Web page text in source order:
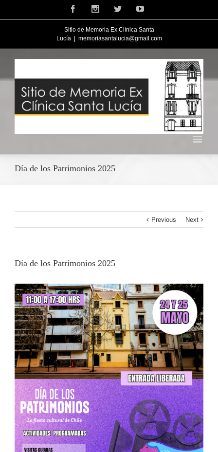
FacebookInstagramTwitterYoutube
Sitio de Memoria Ex Clínica Santa
Lucía
memoriasantalucia@gmail.com
Día de los Patrimonios 2025
Previous Next
Día de los Patrimonios 2025